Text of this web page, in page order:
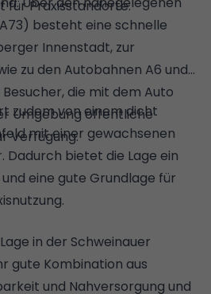
für Praxisstandorte.
besteht eine schnelle
Innenstadt, zur
zu den Autobahnen A6 und
die mit dem Auto
Umgebung öffentliche
Verfügung.
zudem von einem dicht
mit einer gewachsenen
Dadurch bietet die Lage ein
eine gute Grundlage für
in der Schweinauer
gute Kombination aus
und Nahversorgung und